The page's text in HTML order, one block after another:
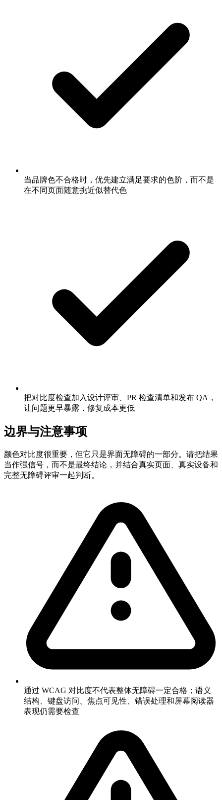
当品牌色不合格时，优先建立满足要求的色阶，而不是
在不同页面随意挑近似替代色
把对比度检查加入设计评审、PR 检查清单和发布 QA，
让问题更早暴露，修复成本更低
边界与注意事项
颜色对比度很重要，但它只是界面无障碍的一部分。请把结果
当作强信号，而不是最终结论，并结合真实页面、真实设备和
完整无障碍评审一起判断。
通过 WCAG 对比度不代表整体无障碍一定合格；语义
结构、键盘访问、焦点可见性、错误处理和屏幕阅读器
表现仍需要检查